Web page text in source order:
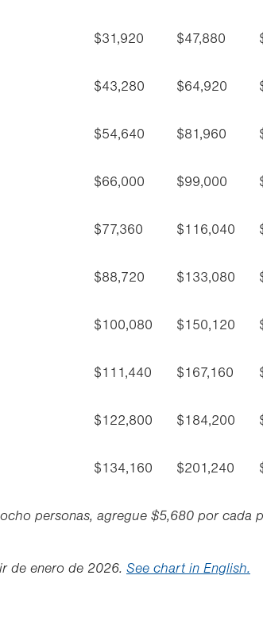
$31,920 $47,880
$43,280 $64,920
$54,640 $81,960
$66,000 $99,000
$77,360 $116,040
$88,720 $133,080
$100,080 $150,120
$111,440 $167,160
$122,800 $184,200
$134,160 $201,240
personas, agregue $5,680 por cada
de enero de 2026. See chart in English.